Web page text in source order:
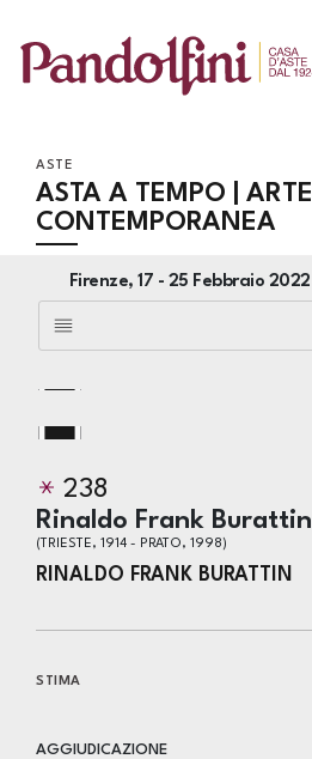
ASTE
ASTA A TEMPO | ARTE
CONTEMPORANEA
Firenze, 17 - 25 Febbraio 2022
238
Rinaldo Frank Burattin
(TRIESTE, 1914 - PRATO, 1998)
RINALDO FRANK BURATTIN
STIMA
AGGIUDICAZIONE